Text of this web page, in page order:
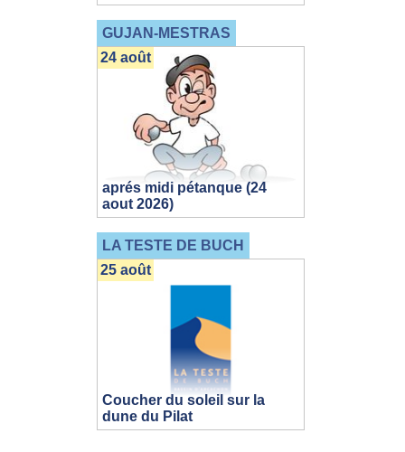
GUJAN-MESTRAS
aprés midi pétanque (24
aout 2026)
24 août
LA TESTE DE BUCH
Coucher du soleil sur la
dune du Pilat
25 août